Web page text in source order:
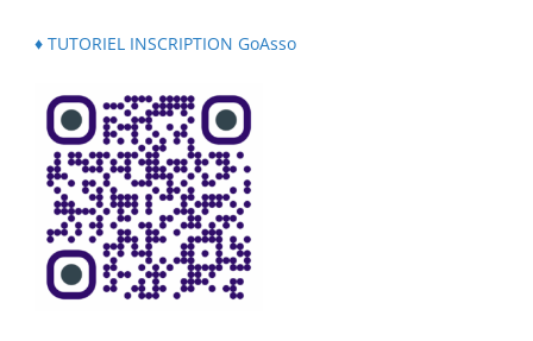
♦ TUTORIEL INSCRIPTION GoAsso